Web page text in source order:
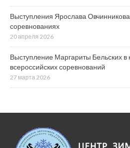
Выступления Ярослава
соревнованиях
20 апреля 2026
Выступление Маргариты Бельских в
всероссийских соревнований
27 марта 2026